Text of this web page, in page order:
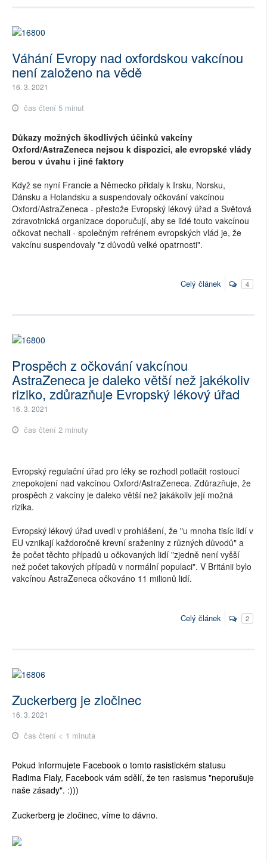
Váhání Evropy nad oxfordskou vakcínou
není založeno na vědě
16. 3. 2021
čas čtení 5 minut
Důkazy možných škodlivých účinků vakcíny
Oxford/AstraZeneca nejsou k dispozici, ale evropské vlády
berou v úvahu i jiné faktory
Když se nyní Francie a Německo přidaly k Irsku, Norsku,
Dánsku a Holandsku a suspendovaly očkování vakcínou
Oxford/AstraZeneca - přestože Evropský lékový úřad a Světová
zdravotnická organizace doporučují, aby se lidé touto vakcínou
očkovat nechali - společným refrénem evropských vlád je, že
vakcínu suspendovaly "z důvodů velké opatrnosti".
Celý článek 4
Prospěch z očkování vakcínou
AstraZeneca je daleko větší než jakékoliv
riziko, zdůrazňuje Evropský lékový úřad
16. 3. 2021
čas čtení 2 minuty
Evropský regulační úřad pro léky se rozhodl potlačit rostoucí
znepokojení nad vakcínou Oxford/AstraZeneca. Zdůrazňuje, že
prospěch z vakcíny je daleko větší než jakákoliv její možná
rizika.
Evropský lékový úřad uvedl v prohlášení, že "u mnoha tisíc lidí v
EU vznikají každoročně krevní sraženiny z různých důvodů" a
že počet těchto případů u očkovaných lidí "zjedně není vyšší
než počet takových případů v normální populaci". V Británii bylo
vakcínou AstraZeneca očkováno 11 milionů lidí.
Celý článek 2
Zuckerberg je zločinec
16. 3. 2021
čas čtení < 1 minuta
Pokud informujete Facebook o tomto rasistickém statusu
Radima Fialy, Facebook vám sdělí, že ten rasismus "neporušuje
naše zásady". :)))
Zuckerberg je zločinec, víme to dávno.